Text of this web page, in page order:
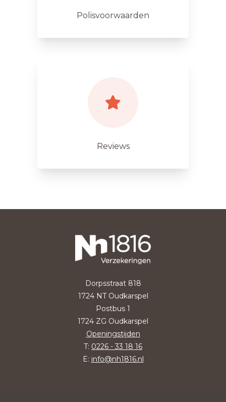
Polisvoorwaarden
Reviews
Dorpsstraat 818
1724 NT Oudkarspel
Postbus 1
1724 ZG Oudkarspel
Openingstijden
T: 0226 - 33 18 16
E: info@nh1816.nl